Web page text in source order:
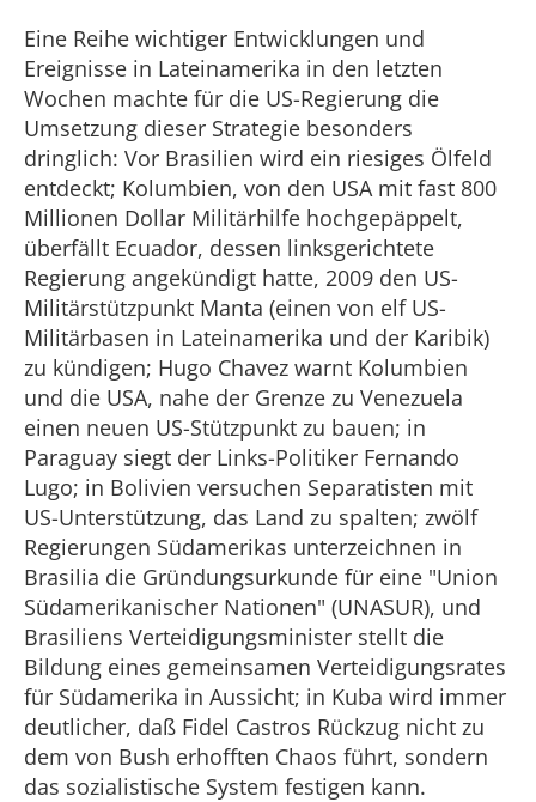
Eine Reihe wichtiger Entwicklungen und
Ereignisse in Lateinamerika in den letzten
Wochen machte für die US-Regierung die
Umsetzung dieser Strategie besonders
dringlich: Vor Brasilien wird ein riesiges Ölfeld
entdeckt; Kolumbien, von den USA mit fast 800
Millionen Dollar Militärhilfe hochgepäppelt,
überfällt Ecuador, dessen linksgerichtete
Regierung angekündigt hatte, 2009 den US-
Militärstützpunkt Manta (einen von elf US-
Militärbasen in Lateinamerika und der Karibik)
zu kündigen; Hugo Chavez warnt Kolumbien
und die USA, nahe der Grenze zu Venezuela
einen neuen US-Stützpunkt zu bauen; in
Paraguay siegt der Links-Politiker Fernando
Lugo; in Bolivien versuchen Separatisten mit
US-Unterstützung, das Land zu spalten; zwölf
Regierungen Südamerikas unterzeichnen in
Brasilia die Gründungsurkunde für eine "Union
Südamerikanischer Nationen" (UNASUR), und
Brasiliens Verteidigungsminister stellt die
Bildung eines gemeinsamen Verteidigungsrates
für Südamerika in Aussicht; in Kuba wird immer
deutlicher, daß Fidel Castros Rückzug nicht zu
dem von Bush erhofften Chaos führt, sondern
das sozialistische System festigen kann.